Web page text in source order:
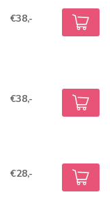
€38,-
€38,-
€28,-